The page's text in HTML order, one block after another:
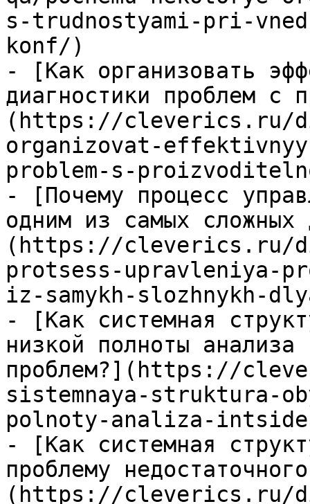
s-trudnostyami-pri-
konf/)
- [Как организовать
диагностики проблем с
(https://cleverics.ru/
organizovat-
problem-s-
- [Почему процесс
одним из самых сложных
(https://cleverics.ru/
protsess-upravleniya-
iz-samykh-slozhnykh-
- [Как системная
низкой полноты анализа
проблем?](https://
sistemnaya-struktura-
polnoty-analiza-
- [Как системная
проблему
(https://cleverics.ru/